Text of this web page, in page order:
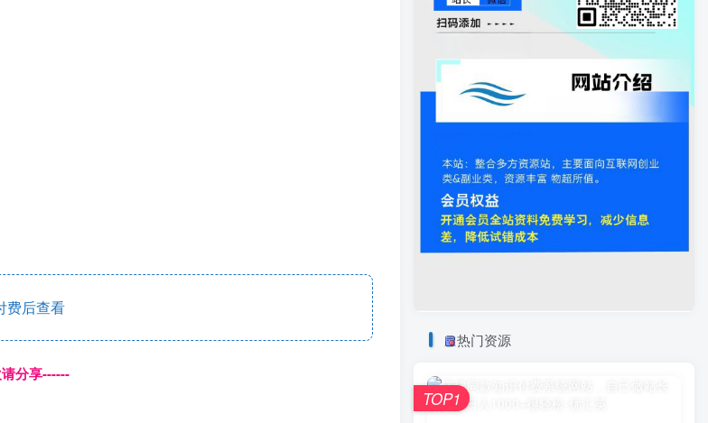
费后查看
分享------
热门资源
TOP1